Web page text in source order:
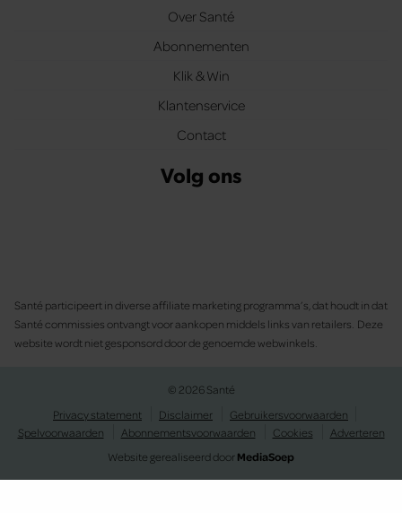
Over Santé
Abonnementen
Klik & Win
Klantenservice
Contact
Volg ons
Santé participeert in diverse affiliate marketing programma’s, dat houdt in dat
Santé commissies ontvangt voor aankopen middels links van retailers. Deze
website wordt niet gesponsord door de genoemde webwinkels.
© 2026 Santé
Privacy statement
Disclaimer
Gebruikersvoorwaarden
Spelvoorwaarden
Abonnementsvoorwaarden Cookies
Adverteren
Website gerealiseerd doorMediaSoep